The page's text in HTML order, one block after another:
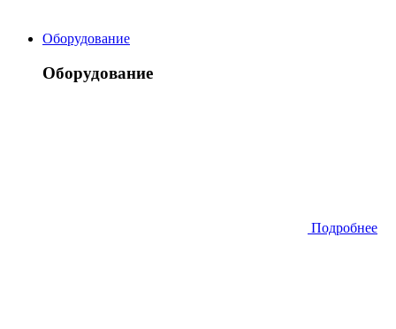
Оборудование
Оборудование
Подробнее